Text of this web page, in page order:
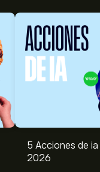
5 Acciones de
2026